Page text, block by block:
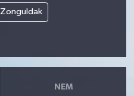
Zonguldak
NEM